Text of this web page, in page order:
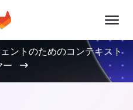
ントのためのコンテキスト
ー